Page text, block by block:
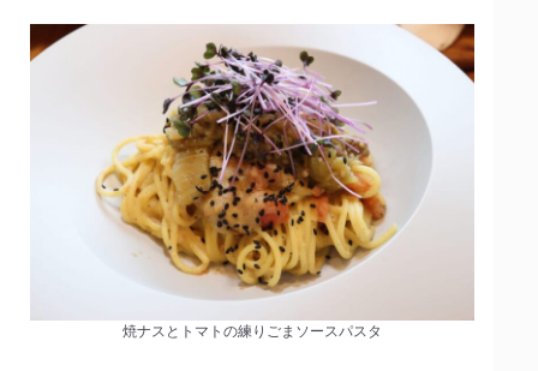
焼ナスとトマトの練りごまソースパスタ